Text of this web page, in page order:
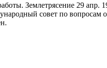
Землетрясение 29 апр.
совет по вопросам